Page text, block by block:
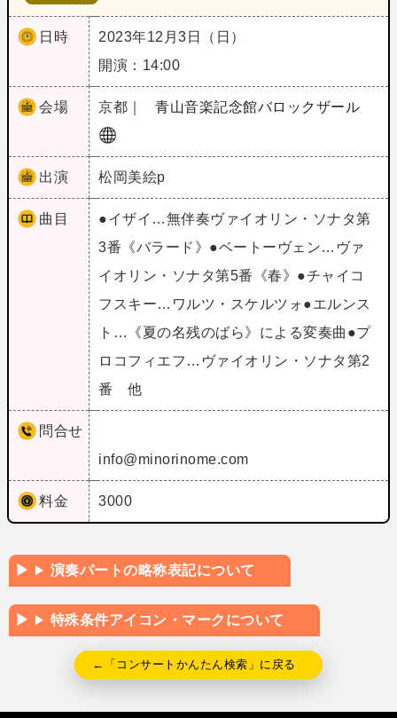
日時
2023年12月3日（日）
開演：14:00
会場 京都｜ 青山音楽記念館バロックザール
出演 松岡美絵p
曲目
●イザイ…無伴奏ヴァイオリン・ソナタ第
3番《バラード》●ベートーヴェン…ヴァ
イオリン・ソナタ第5番《春》●チャイコ
フスキー…ワルツ・スケルツォ●エルンス
ト…《夏の名残のばら》による変奏曲●プ
ロコフィエフ…ヴァイオリン・ソナタ第2
番 他
問合せ
info@minorinome.com
料金 3000
演奏パートの略称表記について
特殊条件アイコン・マークについて
←「コンサートかんたん検索」に戻る